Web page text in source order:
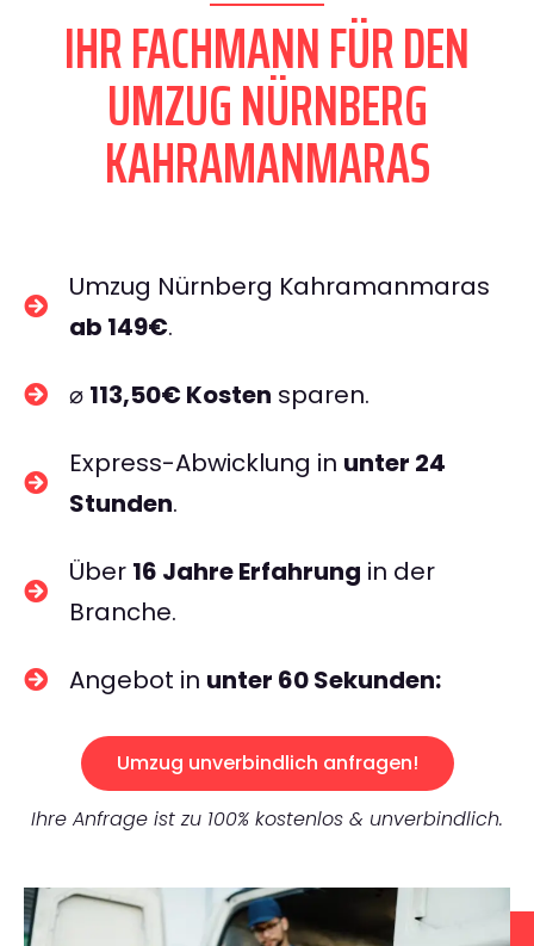
IHR FACHMANN FÜR DEN
UMZUG NÜRNBERG
KAHRAMANMARAS
Umzug Nürnberg Kahramanmaras
ab 149€.
⌀ 113,50€ Kosten sparen.
Express-Abwicklung in unter 24
Stunden.
Über 16 Jahre Erfahrung in der
Branche.
Angebot in unter 60 Sekunden:
Umzug unverbindlich anfragen!
Ihre Anfrage ist zu 100% kostenlos & unverbindlich.